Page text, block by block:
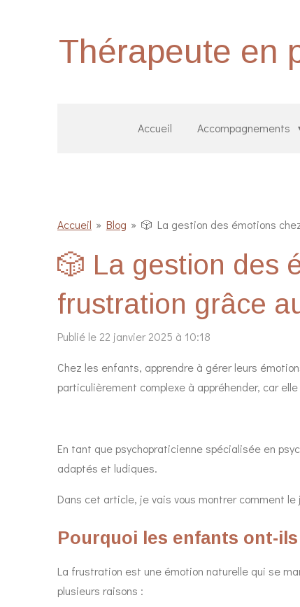
Thérapeute en
Accueil Accompagnements
Accueil » Blog » 🎲 La gestion des émotions
🎲 La gestion des
frustration grâce
Publié le 22 janvier 2025 à 10:18
Chez les enfants, apprendre à gérer leurs
particulièrement complexe à appréhender, car
En tant que psychopraticienne spécialisée en
adaptés et ludiques.
Dans cet article, je vais vous montrer comment
Pourquoi les enfants ont-
La frustration est une émotion naturelle qui se
plusieurs raisons :